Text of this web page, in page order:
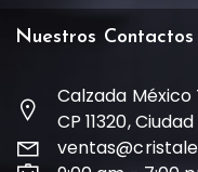
Nuestros Contactos
Calzada México
CP 11320,